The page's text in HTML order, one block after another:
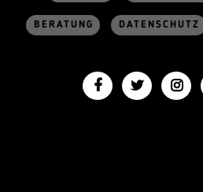
BERATUNG DATENSCHUTZ